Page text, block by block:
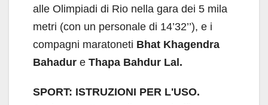
alle Olimpiadi di Rio nella gara dei 5 mila
metri (con un personale di 14’32’’), e i
compagni maratoneti Bhat Khagendra
Bahadur e Thapa Bahdur Lal.
SPORT: ISTRUZIONI PER L'USO.